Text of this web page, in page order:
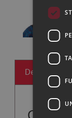
Descripción